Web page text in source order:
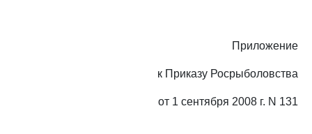
Приложение
к Приказу Росрыболовства
от 1 сентября 2008 г. N 131